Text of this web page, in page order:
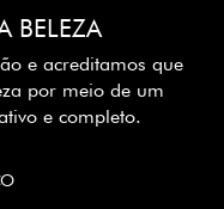
BELEZA
e acreditamos que
por meio de um
e completo.